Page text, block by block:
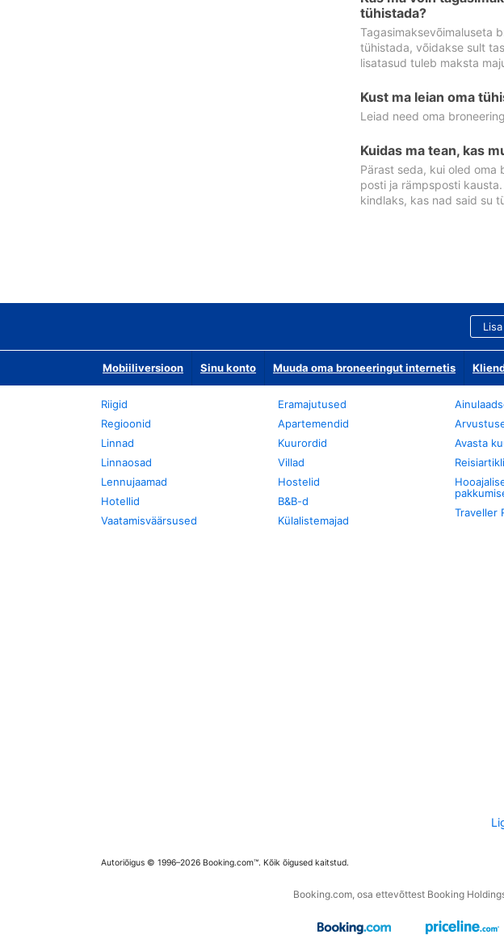
tühistada?
Tagasimaksevõimaluseta
tühistada, võidakse sult
lisatasud tuleb maksta
Kust ma leian oma
Leiad need oma
Kuidas ma tean, kas
Pärast seda, kui oled oma
posti ja rämpsposti
kindlaks, kas nad said su
Mobiiliversioon Sinu konto Muuda oma broneeringut internetis
Riigid
Regioonid
Linnad
Linnaosad
Lennujaamad
Hotellid
Vaatamisväärsused
Eramajutused
Apartemendid
Kuurordid
Villad
Hostelid
B&B-d
Külalistemajad
Avasta
Traveller
Autoriõigus © 1996–2026 Booking.com™. Kõik õigused kaitstud.
Booking.com, osa ettevõttest Booking